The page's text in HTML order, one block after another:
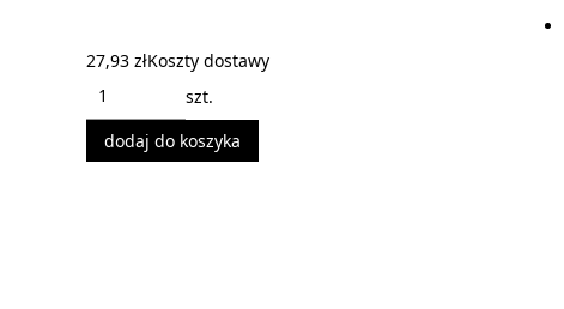
27,93 złKoszty dostawy
szt.
dodaj do koszyka